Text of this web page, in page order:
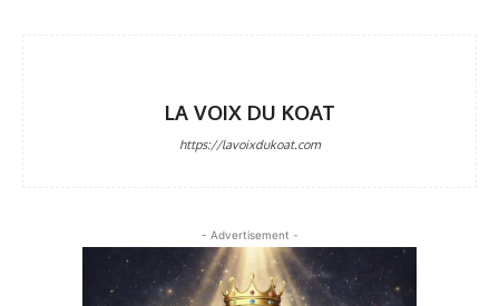
LA VOIX DU KOAT
https://lavoixdukoat.com
- Advertisement -